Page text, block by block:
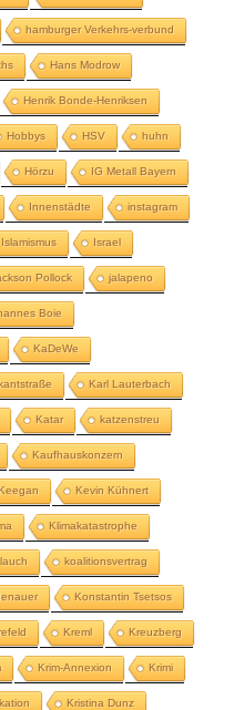
hamburger Verkehrs-verbund
Hans Modrow
Henrik Bonde-Henriksen
Hobbys HSV huhn
Hörzu IG Metall Bayern
Innenstädte instagram
Islamismus Israel
Pollock jalapeno
Boie
KaDeWe
Karl Lauterbach
Katar katzenstreu
Kaufhauskonzern
Kevin Kühnert
Klimakatastrophe
koalitionsvertrag
Konstantin Tsetsos
Kreml Kreuzberg
Krim-Annexion Krimi
Kristina Dunz